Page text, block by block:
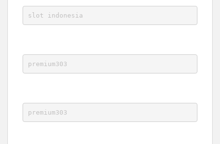
slot indonesia
premium303
premium303